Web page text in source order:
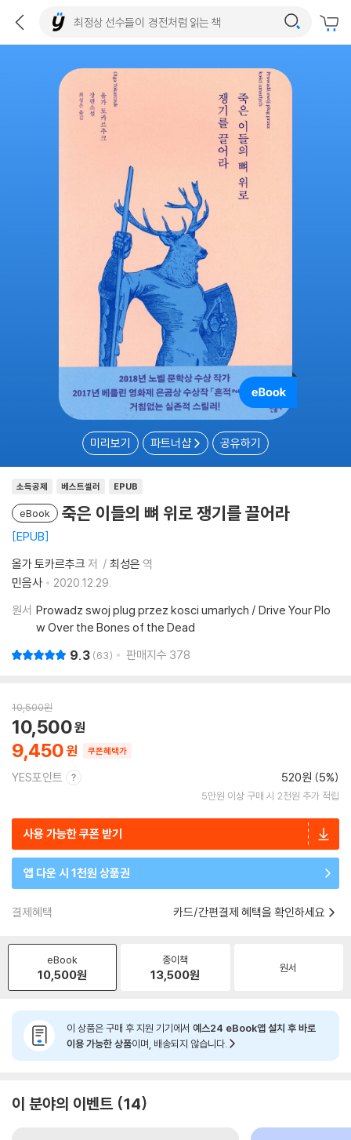
미리보기 파트너샵 공유하기
소득공제 베스트셀러 EPUB
eBook 죽은 이들의 뼈 위로 쟁기를 끌어라
EPUB
올가 토카르추크 저 최성은 역
민음사
2020.12.29.
원서 Prowadz swoj plug przez kosci umarlych / Drive Your Plo
w Over the Bones of the Dead
9.3 63 판매지수 378
10,500원
9,450
10,500
쿠폰혜택가
YES포인트 520원 (5%)
5만원 이상 구매 시 2천원 추가 적립
사용 가능한 쿠폰 받기
앱 다운 시 1천원 상품권
결제혜택 카드/간편결제 혜택을 확인하세요
eBook
10,500원
종이책
13,500원 원서
이 상품은 구매 후 지원 기기에서 예스24 eBook앱 설치 후 바로
이용 가능한 상품이며, 배송되지 않습니다.
이 분야의 이벤트 14